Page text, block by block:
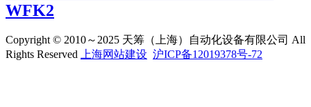
WFK2
Copyright © 2010～2025 天筹（上海）自动化设备有限公司 All
Rights Reserved 上海网站建设 沪ICP备12019378号-72